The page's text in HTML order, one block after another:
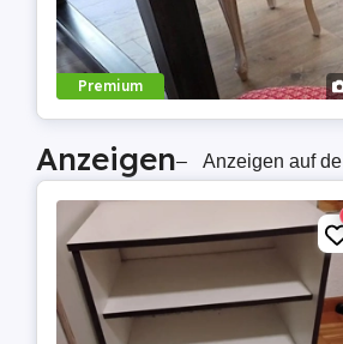
Premium
Anzeigen– Anzeigen auf